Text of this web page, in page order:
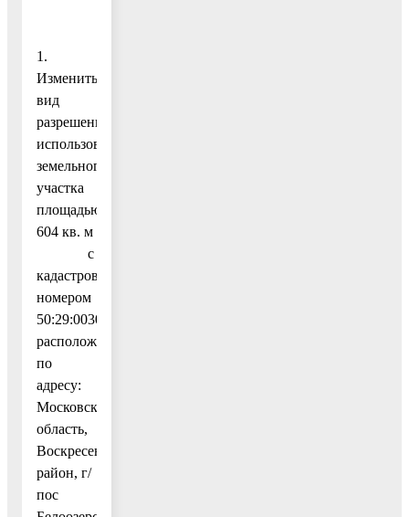
1.
Изменить
вид
разрешенного
использования
земельного
участка
площадью
604 кв. м
с
кадастровым
номером
50:29:0030211:184,
расположенного
по
адресу:
Московская
область,
Воскресенский
район, г/
пос